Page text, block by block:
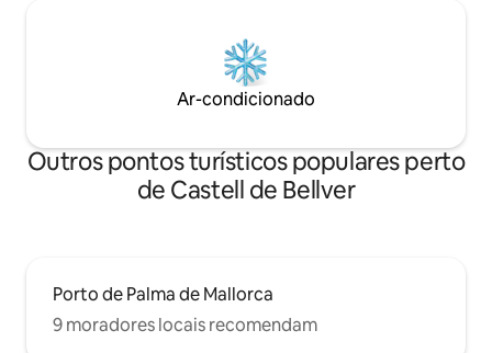
Ar-condicionado
Outros pontos turísticos populares perto
de Castell de Bellver
Porto de Palma de Mallorca
9 moradores locais recomendam